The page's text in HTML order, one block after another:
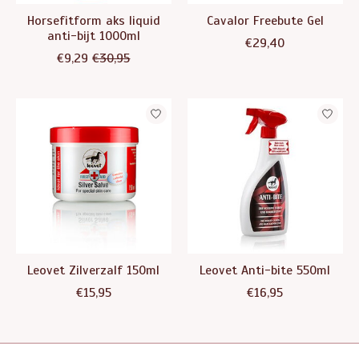
Horsefitform aks liquid
anti-bijt 1000ml
€9,29 €30,95
Cavalor Freebute Gel
€29,40
Leovet Zilverzalf 150ml
€15,95
Leovet Anti-bite 550ml
€16,95